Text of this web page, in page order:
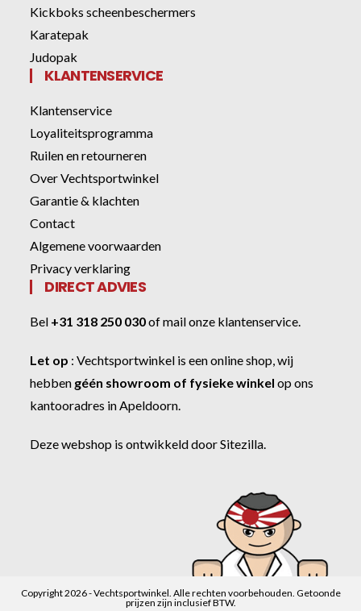
Kickboks scheenbeschermers
Karatepak
Judopak
KLANTENSERVICE
Klantenservice
Loyaliteitsprogramma
Ruilen en retourneren
Over Vechtsportwinkel
Garantie & klachten
Contact
Algemene voorwaarden
Privacy verklaring
DIRECT ADVIES
Bel +31 318 250 030ofmail onze klantenservice
Let op :Vechtsportwinkel is een online shop, wij
hebben géén showroom of fysieke winkel op ons
kantooradres in Apeldoorn.
Deze webshop is ontwikkeld doorSitezilla
Copyright 2026 - Vechtsportwinkel. Alle rechten voorbehouden. Getoonde
prijzen zijn inclusief BTW.